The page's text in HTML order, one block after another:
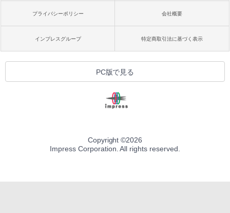
プライバシーポリシー 会社概要
インプレスグループ 特定商取引法に基づく表示
PC版で見る
Copyright ©2026
Impress Corporation. All rights reserved.